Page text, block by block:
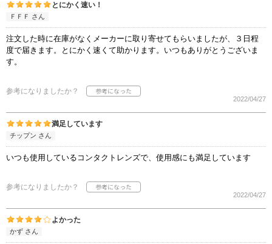
とにかく速い！
ＦＦＦ さん
注文した時に在庫がなくメーカーに取り寄せてもらいましたが、３日程
度で届きます。とにかく速くて助かります。いつもありがとうございま
す。
参考になりましたか？
2022/04/27
満足しています
チップン さん
いつも使用しているコンタクトレンズで、使用感にも満足しています
参考になりましたか？
2022/04/27
よかった
かず さん